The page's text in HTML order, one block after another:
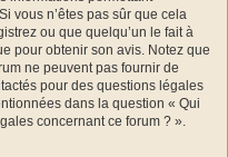
vous n’êtes pas sûr que cela
ou que quelqu’un le fait à
pour obtenir son avis. Notez que
ne peuvent pas fournir de
pour des questions légales
dans la question « Qui
concernant ce forum ? ».